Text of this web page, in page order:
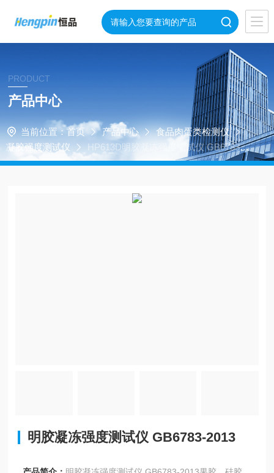
PRODUCT
产品中心
当前位置： 首页 产品中心
食品肉蛋类检测仪
凝胶强度测试仪
HP613D明胶凝冻强度测试仪 GB6783-2
013
明胶凝冻强度测试仪 GB6783-2013